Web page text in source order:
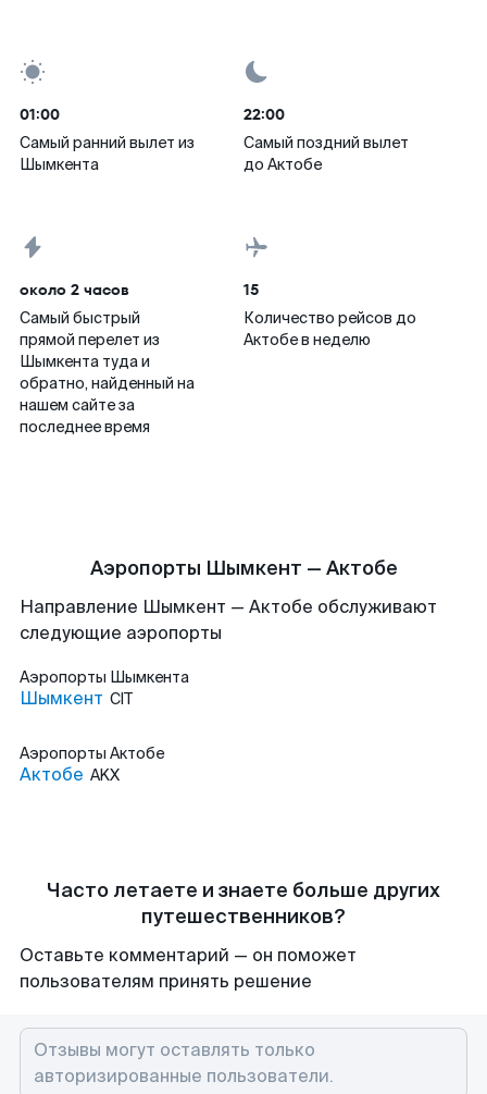
01:00
Самый ранний вылет из
Шымкента
22:00
Самый поздний вылет
до Актобе
около 2 часов
Самый быстрый
прямой перелет из
Шымкента туда и
обратно, найденный на
нашем сайте за
последнее время
15
Количество рейсов до
Актобе в неделю
Аэропорты Шымкент — Актобе
Направление Шымкент — Актобе обслуживают
следующие аэропорты
Аэропорты Шымкента
Шымкент CIT
Аэропорты Актобе
Актобе AKX
Часто летаете и знаете больше других
путешественников?
Оставьте комментарий — он поможет
пользователям принять решение